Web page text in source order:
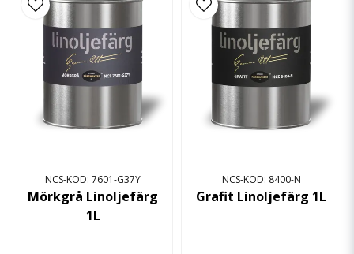
NCS-KOD: 7601-G37Y
Mörkgrå Linoljefärg
1L
NCS-KOD: 8400-N
Grafit Linoljefärg 1L